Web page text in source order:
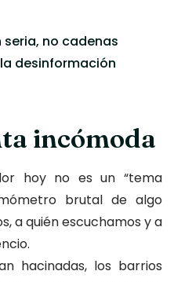
no cadenas
desinformación
incómoda
hoy no es un “tema
brutal de algo
a quién escuchamos y a
hacinadas, los barrios